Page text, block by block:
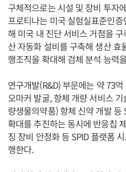
구체적으로는 시설 및 장비 투자
프로티나는 미국 실험실표준인
해 미국 내 진단 서비스 거점을
산 자동화 설비를 구축해 생산 효
행조직을 확대해 검체 분석 능력
연구개발(R&D) 부문에는 약 73
오마커 발굴, 항체 개량 서비스
량생물의약품) 항체 신약 개발 등
확대를 추진하는 동시에 반응칩
징 장비 안정화 등 SPID 플랫폼
행한다.